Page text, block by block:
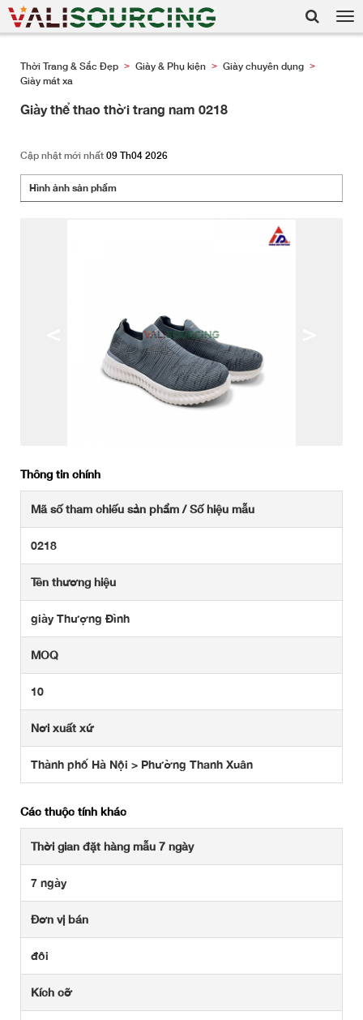
Thời Trang & Sắc Đẹp > Giày & Phụ kiện > Giày chuyên dụng >
Giày mát xa
Giày thể thao thời trang nam 0218
Cập nhật mới nhất 09 Th04 2026
Hình ảnh sản phẩm
Thông tin chính
Mã số tham chiếu sản phẩm / Số hiệu mẫu
0218
Tên thương hiệu
giày Thượng Đình
MOQ
10
Nơi xuất xứ
Thành phố Hà Nội > Phường Thanh Xuân
Các thuộc tính khác
Thời gian đặt hàng mẫu 7 ngày
7 ngày
Đơn vị bán
đôi
Kích cỡ